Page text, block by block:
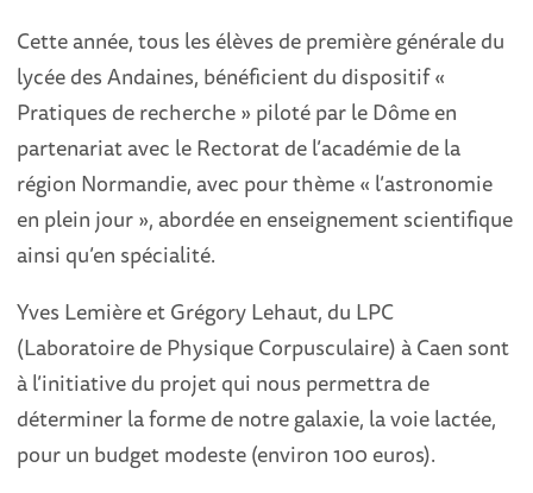
Cette année, tous les élèves de première générale du
lycée des Andaines, bénéficient du dispositif «
Pratiques de recherche » piloté par le Dôme en
partenariat avec le Rectorat de l’académie de la
région Normandie, avec pour thème « l’astronomie
en plein jour », abordée en enseignement scientifique
ainsi qu’en spécialité.
Yves Lemière et Grégory Lehaut, du LPC
(Laboratoire de Physique Corpusculaire) à Caen sont
à l’initiative du projet qui nous permettra de
déterminer la forme de notre galaxie, la voie lactée,
pour un budget modeste (environ 100 euros).